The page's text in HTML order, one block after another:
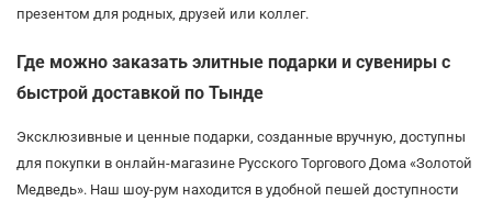
презентом для родных, друзей или коллег.
Где можно заказать элитные подарки и сувениры с
быстрой доставкой по Тынде
Эксклюзивные и ценные подарки, созданные вручную, доступны
для покупки в онлайн-магазине Русского Торгового Дома «Золотой
Медведь». Наш шоу-рум находится в удобной пешей доступности